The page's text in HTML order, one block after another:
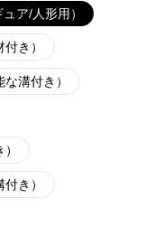
ア/人形用）
き）
溝付き）
き）